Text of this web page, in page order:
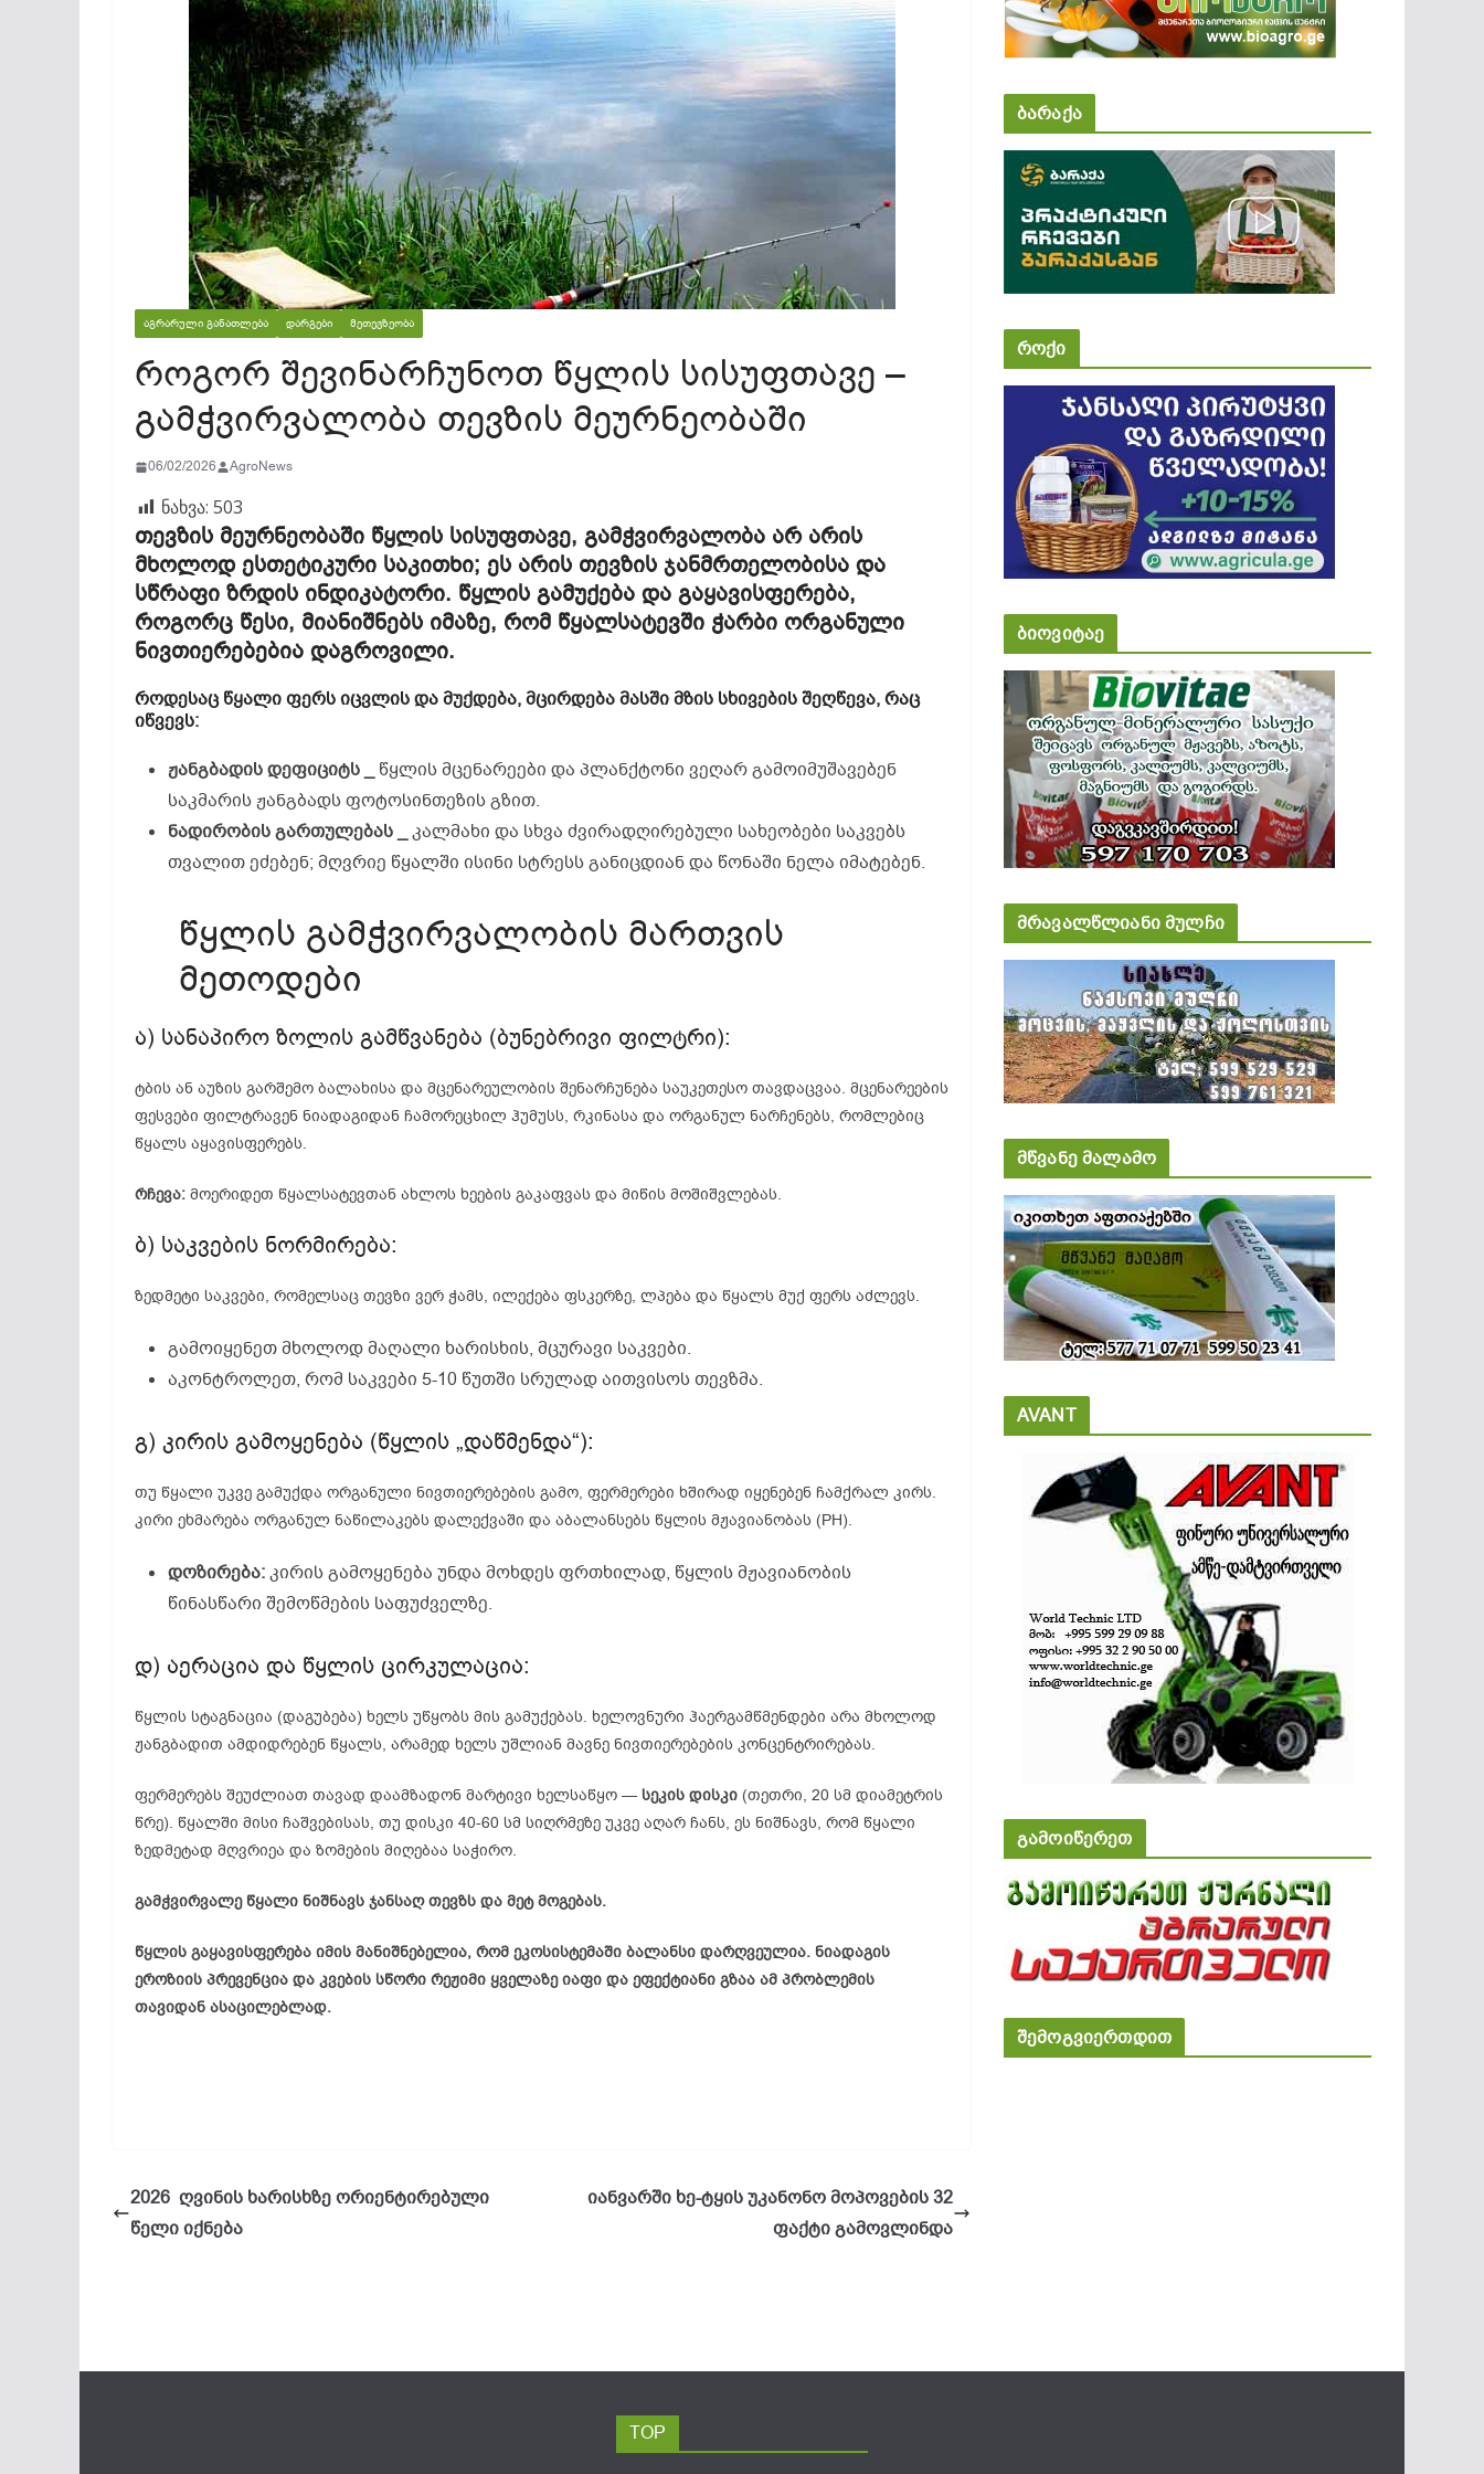
ᲐᲒᲠᲐᲠᲣᲚᲘ ᲒᲐᲜᲐᲗᲚᲔᲑᲐ ᲓᲐᲠᲒᲔᲑᲘ ᲛᲔᲗᲔᲕᲖᲔᲝᲑᲐ
როგორ შევინარჩუნოთ წყლის სისუფთავე –
გამჭვირვალობა თევზის მეურნეობაში
06/02/2026 AgroNews
ნახვა: 503
თევზის მეურნეობაში წყლის სისუფთავე, გამჭვირვალობა არ არის
მხოლოდ ესთეტიკური საკითხი; ეს არის თევზის ჯანმრთელობისა და
სწრაფი ზრდის ინდიკატორი. წყლის გამუქება და გაყავისფერება,
როგორც წესი, მიანიშნებს იმაზე, რომ წყალსატევში ჭარბი ორგანული
ნივთიერებებია დაგროვილი.
როდესაც წყალი ფერს იცვლის და მუქდება, მცირდება მასში მზის სხივების შეღწევა, რაც
იწვევს:
ჟანგბადისდეფიციტს _
წყლის მცენარეები და პლანქტონი ვეღარ გამოიმუშავებენ
საკმარის ჟანგბადს ფოტოსინთეზის გზით.
ნადირობისგართულებას _
კალმახი და სხვა ძვირადღირებული სახეობები საკვებს
თვალით ეძებენ; მღვრიე წყალში ისინი სტრესს განიცდიან და წონაში ნელა იმატებენ.
წყლის გამჭვირვალობის მართვის
მეთოდები
ა) სანაპირო ზოლის გამწვანება (ბუნებრივი ფილტრი):
ტბის ან აუზის გარშემო ბალახისა და მცენარეულობის შენარჩუნება საუკეთესო თავდაცვაა. მცენარეების
ფესვები ფილტრავენ ნიადაგიდან ჩამორეცხილ ჰუმუსს, რკინასა და ორგანულ ნარჩენებს, რომლებიც
წყალს აყავისფერებს.
რჩევა: მოერიდეთ წყალსატევთან ახლოს ხეების გაკაფვას და მიწის მოშიშვლებას.
ბ) საკვების ნორმირება:
ზედმეტი საკვები, რომელსაც თევზი ვერ ჭამს, ილექება ფსკერზე, ლპება და წყალს მუქ ფერს აძლევს.
გამოიყენეთ მხოლოდ მაღალი ხარისხის, მცურავი საკვები.
აკონტროლეთ, რომ საკვები 5-10 წუთში სრულად აითვისოს თევზმა.
გ) კირის გამოყენება (წყლის „დაწმენდა“):
თუ წყალი უკვე გამუქდა ორგანული ნივთიერებების გამო, ფერმერები ხშირად იყენებენ ჩამქრალ კირს.
კირი ეხმარება ორგანულ ნაწილაკებს დალექვაში და აბალანსებს წყლის მჟავიანობას (PH).
დოზირება:კირის გამოყენება უნდა მოხდეს ფრთხილად, წყლის მჟავიანობის
წინასწარი შემოწმების საფუძველზე.
დ) აერაცია და წყლის ცირკულაცია:
წყლის სტაგნაცია (დაგუბება) ხელს უწყობს მის გამუქებას. ხელოვნური ჰაერგამწმენდები არა მხოლოდ
ჟანგბადით ამდიდრებენ წყალს, არამედ ხელს უშლიან მავნე ნივთიერებების კონცენტრირებას.
ფერმერებს შეუძლიათ თავად დაამზადონ მარტივი ხელსაწყო — სეკის დისკი (თეთრი, 20 სმ დიამეტრის
წრე). წყალში მისი ჩაშვებისას, თუ დისკი 40-60 სმ სიღრმეზე უკვე აღარ ჩანს, ეს ნიშნავს, რომ წყალი
ზედმეტად მღვრიეა და ზომების მიღებაა საჭირო.
გამჭვირვალე წყალი ნიშნავს ჯანსაღ თევზს და მეტ მოგებას.
წყლის გაყავისფერება იმის მანიშნებელია, რომ ეკოსისტემაში ბალანსი დარღვეულია. ნიადაგის
ეროზიის პრევენცია და კვების სწორი რეჟიმი ყველაზე იაფი და ეფექტიანი გზაა ამ პრობლემის
თავიდან ასაცილებლად.
2026 ღვინის ხარისხზე ორიენტირებული
წელი იქნება
იანვარში ხე-ტყის უკანონო მოპოვების 32
ფაქტი გამოვლინდა
ბარაქა
როქი
ბიოვიტაე
მრავალწლიანი მულჩი
მწვანე მალამო
AVANT
გამოიწერეთ
შემოგვიერთდით
TOP